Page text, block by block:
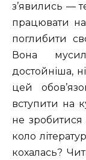
з’явились —
працювати
поглибити
Вона
достойніша,
цей
вступити на
не
коло
кохалась?